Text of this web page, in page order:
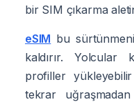
bir SIM çıkarma
eSIM bu
kaldırır. Yolcular
profiller
tekrar